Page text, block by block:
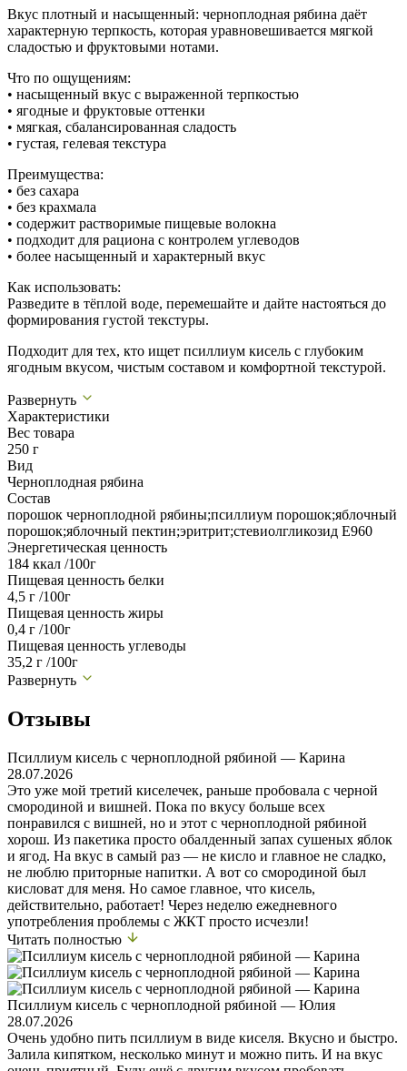
Вкус плотный и насыщенный: черноплодная рябина даёт
характерную терпкость, которая уравновешивается мягкой
сладостью и фруктовыми нотами.
Что по ощущениям:
• насыщенный вкус с выраженной терпкостью
• ягодные и фруктовые оттенки
• мягкая, сбалансированная сладость
• густая, гелевая текстура
Преимущества:
• без сахара
• без крахмала
• содержит растворимые пищевые волокна
• подходит для рациона с контролем углеводов
• более насыщенный и характерный вкус
Как использовать:
Разведите в тёплой воде, перемешайте и дайте настояться до
формирования густой текстуры.
Подходит для тех, кто ищет псиллиум кисель с глубоким
ягодным вкусом, чистым составом и комфортной текстурой.
Развернуть
Характеристики
Вес товара
250 г
Вид
Черноплодная рябина
Состав
порошок черноплодной рябины;псиллиум порошок;яблочный
порошок;яблочный пектин;эритрит;стевиолгликозид Е960
Энергетическая ценность
184 ккал /100г
Пищевая ценность белки
4,5 г /100г
Пищевая ценность жиры
0,4 г /100г
Пищевая ценность углеводы
35,2 г /100г
Развернуть
Отзывы
Псиллиум кисель с черноплодной рябиной — Карина
28.07.2026
Это уже мой третий киселечек, раньше пробовала с черной
смородиной и вишней. Пока по вкусу больше всех
понравился с вишней, но и этот с черноплодной рябиной
хорош. Из пакетика просто обалденный запах сушеных яблок
и ягод. На вкус в самый раз — не кисло и главное не сладко,
не люблю приторные напитки. А вот со смородиной был
кисловат для меня. Но самое главное, что кисель,
действительно, работает! Через неделю ежедневного
употребления проблемы с ЖКТ просто исчезли!
Читать полностью
Псиллиум кисель с черноплодной рябиной — Юлия
28.07.2026
Очень удобно пить псиллиум в виде киселя. Вкусно и быстро.
Залила кипятком, несколько минут и можно пить. И на вкус